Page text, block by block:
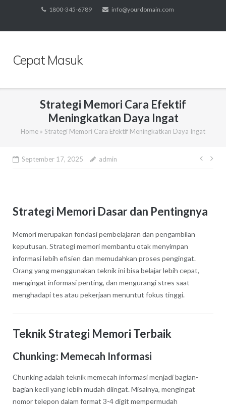
content
1800-345-6789 info@yourdomain.com
Cepat Masuk
Strategi Memori Cara Efektif
Meningkatkan Daya Ingat
Home » Strategi Memori Cara Efektif Meningkatkan Daya Ingat
September 17, 2025 admin
Post
Strategi Memori Dasar dan Pentingnya
Memori merupakan fondasi pembelajaran dan pengambilan
keputusan. Strategi memori membantu otak menyimpan
informasi lebih efisien dan memudahkan proses pengingat.
Orang yang menggunakan teknik ini bisa belajar lebih cepat,
mengingat informasi penting, dan mengurangi stres saat
menghadapi tes atau pekerjaan menuntut fokus tinggi.
Teknik Strategi Memori Terbaik
Chunking: Memecah Informasi
Chunking adalah teknik memecah informasi menjadi bagian-
bagian kecil yang lebih mudah diingat. Misalnya, mengingat
nomor telepon dalam format 3-4 digit mempermudah